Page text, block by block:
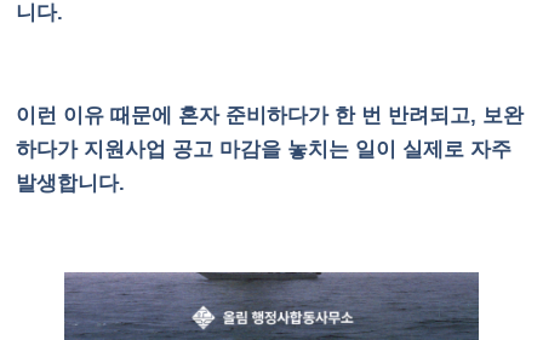
니다.
이런 이유 때문에 혼자 준비하다가 한 번 반려되고, 보완
하다가 지원사업 공고 마감을 놓치는 일이 실제로 자주
발생합니다.